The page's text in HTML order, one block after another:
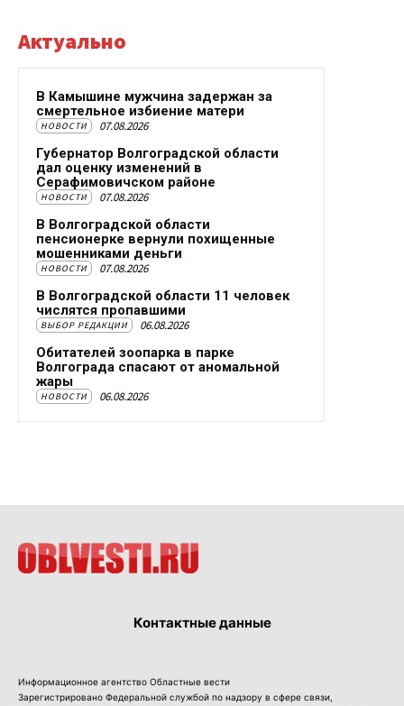
Актуально
В Камышине мужчина задержан за
смертельное избиение матери
НОВОСТИ 07.08.2026
Губернатор Волгоградской области
дал оценку изменений в
Серафимовичском районе
НОВОСТИ 07.08.2026
В Волгоградской области
пенсионерке вернули похищенные
мошенниками деньги
НОВОСТИ 07.08.2026
В Волгоградской области 11 человек
числятся пропавшими
ВЫБОР РЕДАКЦИИ 06.08.2026
Обитателей зоопарка в парке
Волгограда спасают от аномальной
жары
НОВОСТИ 06.08.2026
Контактные данные
Информационное агентство Областные вести
Зарегистрировано Федеральной службой по надзору в сфере связи,